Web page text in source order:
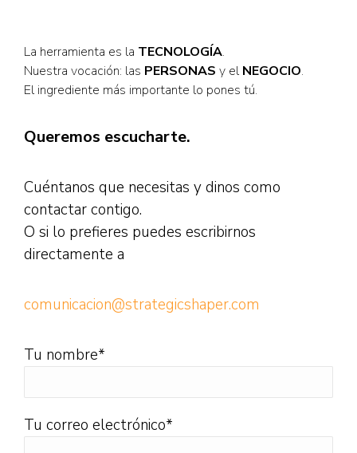
La herramienta es la TECNOLOGÍA.
Nuestra vocación: las PERSONAS y el NEGOCIO.
El ingrediente más importante lo pones tú.
Queremos escucharte.
Cuéntanos que necesitas y dinos como
contactar contigo.
O si lo prefieres puedes escribirnos
directamente a
comunicacion@strategicshaper.com
Tu nombre*
Tu correo electrónico*